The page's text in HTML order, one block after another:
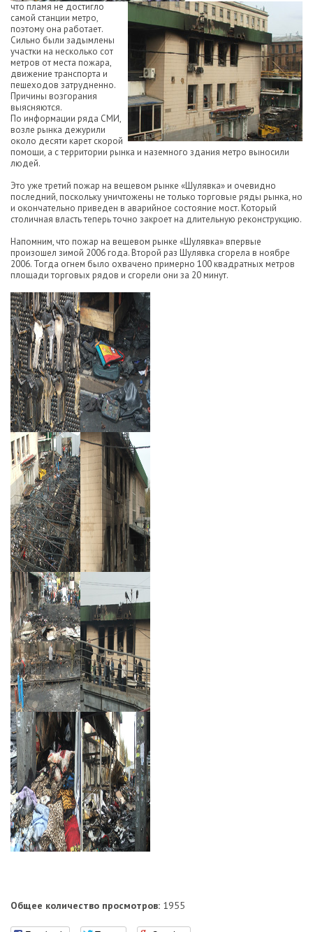
что пламя не достигло
самой станции метро,
поэтому она работает.
Сильно были задымлены
участки на несколько сот
метров от места пожара,
движение транспорта и
пешеходов затрудненно.
Причины возгорания
выясняются.
По информации ряда СМИ,
возле рынка дежурили
около десяти карет скорой
помощи, а с территории рынка и наземного здания метро выносили
людей.
Это уже третий пожар на вещевом рынке «Шулявка» и очевидно
последний, поскольку уничтожены не только торговые ряды рынка, но
и окончательно приведен в аварийное состояние мост. Который
столичная власть теперь точно закроет на длительную реконструкцию.
Напомним, что пожар на вещевом рынке «Шулявка» впервые
произошел зимой 2006 года. Второй раз Шулявка сгорела в ноябре
2006. Тогда огнем было охвачено примерно 100 квадратных метров
площади торговых рядов и сгорели они за 20 минут.
Общее количество просмотров: 1955